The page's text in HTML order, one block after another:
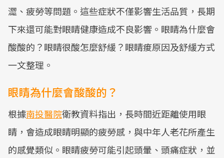
澀、疲勞等問題。這些症狀不僅影響生活品質，長期
下來還可能對眼睛健康造成不良影響。眼睛為什麼會
酸酸的？眼睛很酸怎麼舒緩？眼睛痠原因及舒緩方式
一文整理。
眼睛為什麼會酸酸的？
根據南投醫院衛教資料指出，長時間近距離使用眼
睛，會造成眼睛明顯的疲勞感，與中年人老花所產生
的感覺類似。眼睛疲勞可能引起頭暈、頭痛症狀，並